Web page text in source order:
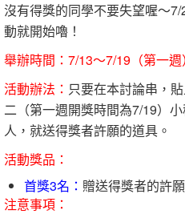
沒有得獎的同學不要失望喔～
動就開始嚕！
舉辦時間：7/13～7/19（第一週）
活動辦法： 只要在本討論串，
二（第一週開獎時間為7/19）
人，就送得獎者許願的道具。
活動獎品：
首獎3名： 贈送得獎者的許
注意事項：